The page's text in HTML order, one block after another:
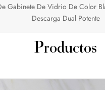
Gabinete De Vidrio De Color
Descarga Dual Potente
Productos